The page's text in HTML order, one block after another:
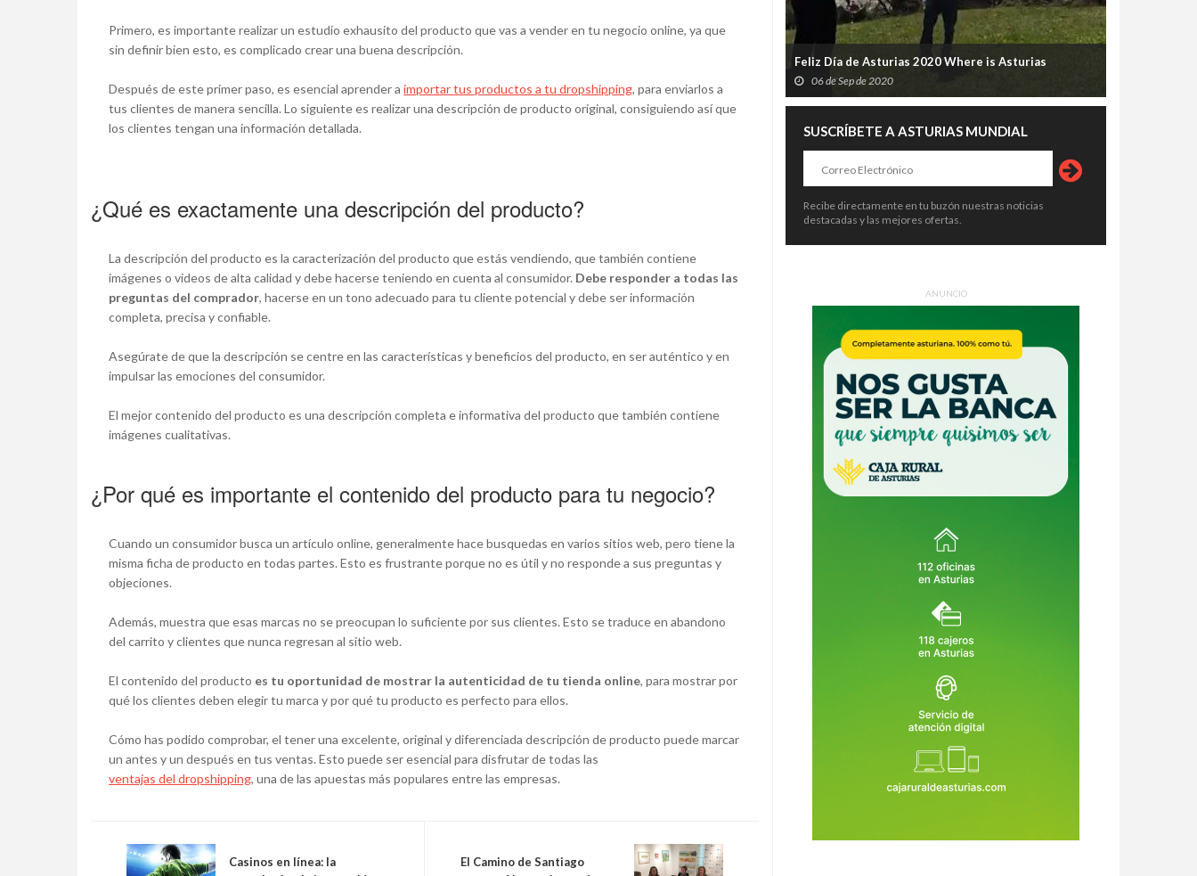
Primero, es importante realizar un estudio exhausito del producto que vas a vender en tu negocio online, ya que
sin definir bien esto, es complicado crear una buena descripción.
Después de este primer paso, es esencial aprender a importar tus productos a tu dropshipping, para enviarlos a
tus clientes de manera sencilla. Lo siguiente es realizar una descripción de producto original, consiguiendo así que
los clientes tengan una información detallada.
¿Qué es exactamente una descripción del producto?
La descripción del producto es la caracterización del producto que estás vendiendo, que también contiene
imágenes o videos de alta calidad y debe hacerse teniendo en cuenta al consumidor. Debe responder a todas las
preguntas del comprador, hacerse en un tono adecuado para tu cliente potencial y debe ser información
completa, precisa y confiable.
Asegúrate de que la descripción se centre en las características y beneficios del producto, en ser auténtico y en
impulsar las emociones del consumidor.
El mejor contenido del producto es una descripción completa e informativa del producto que también contiene
imágenes cualitativas.
¿Por qué es importante el contenido del producto para tu negocio?
Cuando un consumidor busca un artículo online, generalmente hace busquedas en varios sitios web, pero tiene la
misma ficha de producto en todas partes. Esto es frustrante porque no es útil y no responde a sus preguntas y
objeciones.
Además, muestra que esas marcas no se preocupan lo suficiente por sus clientes. Esto se traduce en abandono
del carrito y clientes que nunca regresan al sitio web.
El contenido del producto es tu oportunidad de mostrar la autenticidad de tu tienda online, para mostrar por
qué los clientes deben elegir tu marca y por qué tu producto es perfecto para ellos.
Cómo has podido comprobar, el tener una excelente, original y diferenciada descripción de producto puede marcar
un antes y un después en tus ventas. Esto puede ser esencial para disfrutar de todas las
ventajas del dropshipping, una de las apuestas más populares entre las empresas.
Casinos en línea: la
El Camino de Santiago
Feliz Día de Asturias 2020 Where is Asturias
06 de Sep de 2020
SUSCRÍBETE A ASTURIAS MUNDIAL
Recibe directamente en tu buzón nuestras noticias
destacadas y las mejores ofertas.
ANUNCIO